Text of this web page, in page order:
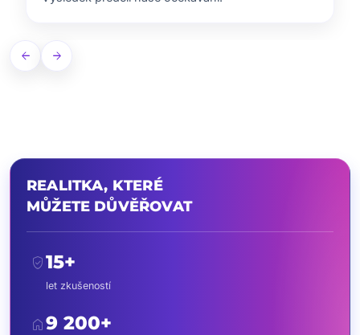
arrow_back arrow_forward
REALITKA, KTERÉ
MŮŽETE DŮVĚŘOVAT
verified_user15+
let zkušeností
home9 200+